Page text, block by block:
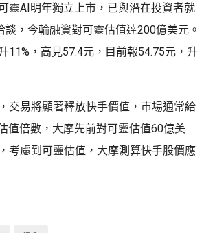
靈AI明年獨立上市，已與潛在投資者就
談，今輪融資對可靈估值達200億美元。
11%，高見57.4元，目前報54.75元，升
交易將顯著釋放快手價值，市場通常給
值倍數，大摩先前對可靈估值60億美
考慮到可靈估值，大摩測算快手股價應